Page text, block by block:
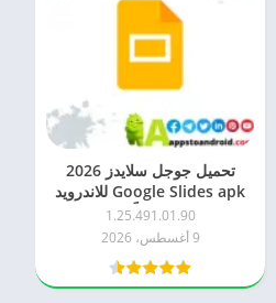
تحميل جوجل سلايدز 2026
Google Slides apk للاندرويد
مجاناً
1.25.491.01.90
9 أغسطس، 2026